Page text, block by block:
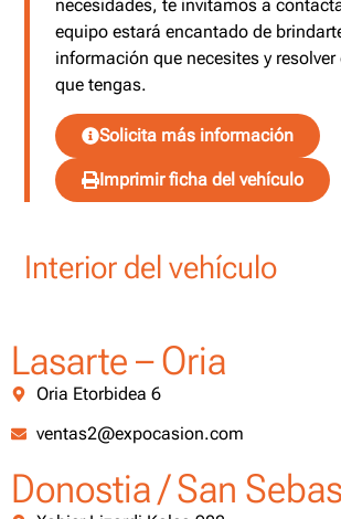
necesidades, te invitamos a
equipo estará encantado de
información que necesites y
que tengas.
Solicita más información
Imprimir ficha del vehículo
Interior del vehículo
Lasarte – Oria
Oria Etorbidea 6
ventas2@expocasion.com
Donostia / San